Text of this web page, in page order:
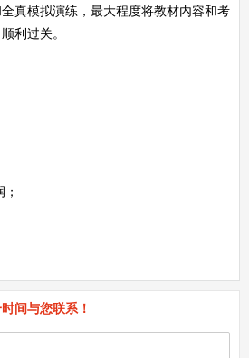
真模拟演练，最大程度将教材内容和考
利过关。
间与您联系！